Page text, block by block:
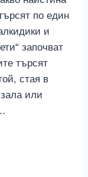
по един
и
започват
търсят
стая в
или